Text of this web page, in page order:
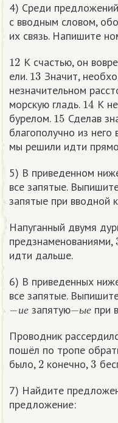
4) Среди
с вводным словом,
их связь. Напишите
12 К счастью, он
ели.13 Значит,
незначительном
морскую гладь.14 К
бурелом.15 Сделав
благополучно из него
мы решили идти
5) В приведенном
все запятые.
запятые при вводной
Напуганный двумя
предзнаменованиями,
идти дальше.
6) В приведенных
все запятые.
и е
−ие запятую ые
−ые при
Проводник
пошёл по тропе
было,2 конечно,3
7) Найдите
предложение: